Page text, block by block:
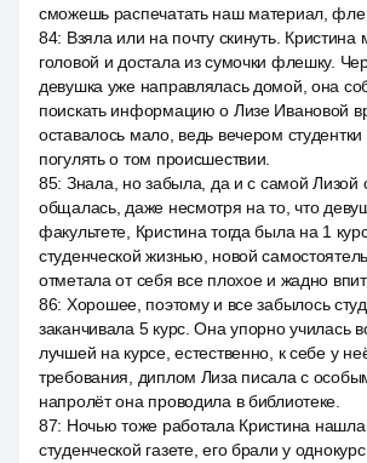
сможешь распечатать наш материал,
84: Взяла или на почту скинуть. Кристина
головой и достала из сумочки флешку.
девушка уже направлялась домой, она
поискать информацию о Лизе Ивановой
оставалось мало, ведь вечером
погулять о том происшествии.
85: Знала, но забыла, да и с самой Лизой
общалась, даже несмотря на то, что
факультете, Кристина тогда была на 1
студенческой жизнью, новой
отметала от себя все плохое и жадно
86: Хорошее, поэтому и все забылось
заканчивала 5 курс. Она упорно училась
лучшей на курсе, естественно, к себе у
требования, диплом Лиза писала с
напролёт она проводила в библиотеке.
87: Ночью тоже работала Кристина
студенческой газете, его брали у